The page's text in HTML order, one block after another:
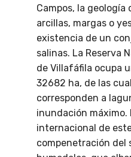
Campos, la geología
arcillas, margas o
existencia de un
salinas. La Reserva
de Villafáfila ocupa
32682 ha, de las
corresponden a
inundación máximo.
internacional de
compenetración del